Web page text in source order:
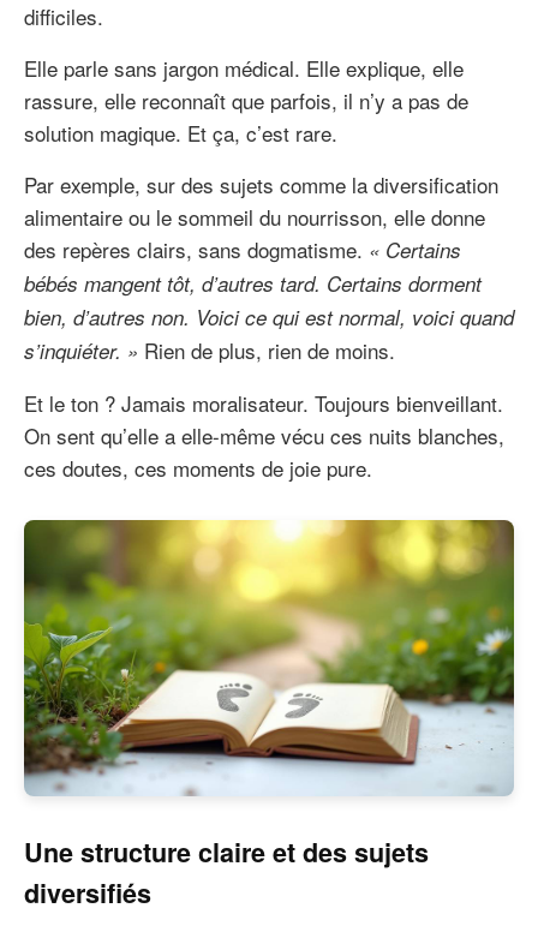
difficiles.
Elle parle sans jargon médical. Elle explique, elle
rassure, elle reconnaît que parfois, il n’y a pas de
solution magique. Et ça, c’est rare.
Par exemple, sur des sujets comme la diversification
alimentaire ou le sommeil du nourrisson, elle donne
des repères clairs, sans dogmatisme. « Certains
bébés mangent tôt, d’autres tard. Certains dorment
bien, d’autres non. Voici ce qui est normal, voici quand
s’inquiéter. » Rien de plus, rien de moins.
Et le ton ? Jamais moralisateur. Toujours bienveillant.
On sent qu’elle a elle-même vécu ces nuits blanches,
ces doutes, ces moments de joie pure.
Une structure claire et des sujets
diversifiés